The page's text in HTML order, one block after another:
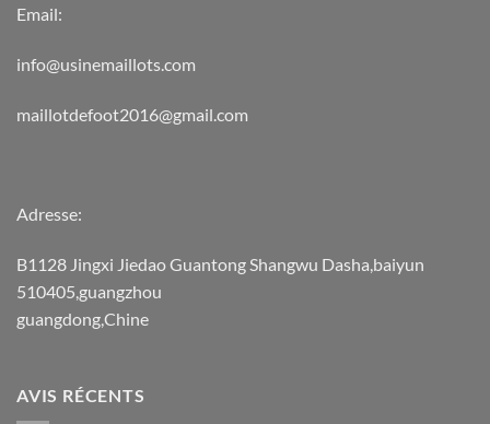
Email:
info@usinemaillots.com
maillotdefoot2016@gmail.com
Adresse:
B1128 Jingxi Jiedao Guantong Shangwu Dasha,baiyun
510405,guangzhou
guangdong,Chine
AVIS RÉCENTS